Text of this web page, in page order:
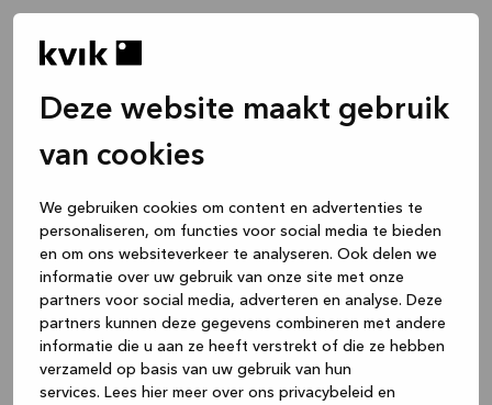
Deze website maakt gebruik
van cookies
We gebruiken cookies om content en advertenties te
personaliseren, om functies voor social media te bieden
en om ons websiteverkeer te analyseren. Ook delen we
informatie over uw gebruik van onze site met onze
partners voor social media, adverteren en analyse. Deze
partners kunnen deze gegevens combineren met andere
informatie die u aan ze heeft verstrekt of die ze hebben
verzameld op basis van uw gebruik van hun
services. Lees hier meer over ons privacybeleid en